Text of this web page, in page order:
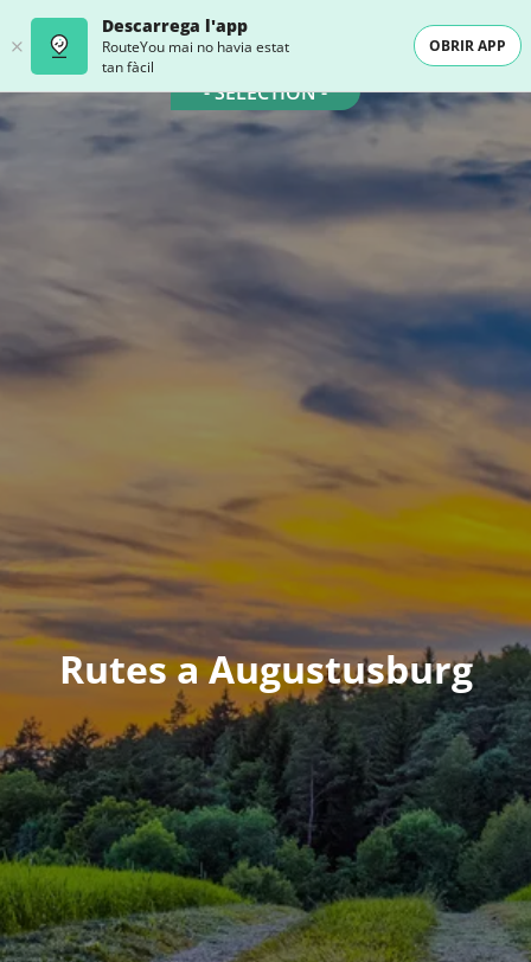
Descarrega l'app
RouteYou mai no havia estat
tan fàcil
OBRIR APP
- SELECTION -
Rutes a Augustusburg